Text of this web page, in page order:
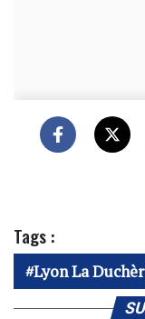
Tags :
Lyon La